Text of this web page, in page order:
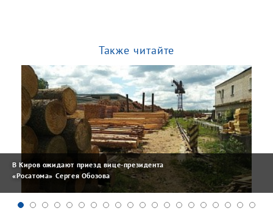
Также читайте
В Киров ожидают приезд вице-президента
«Росатома» Сергея Обозова